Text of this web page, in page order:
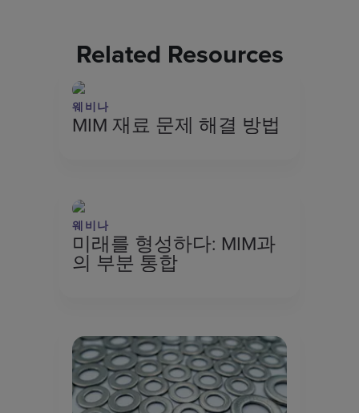
Related Resources
웨비나
MIM 재료 문제 해결 방법
웨비나
미래를 형성하다: MIM과
의 부분 통합